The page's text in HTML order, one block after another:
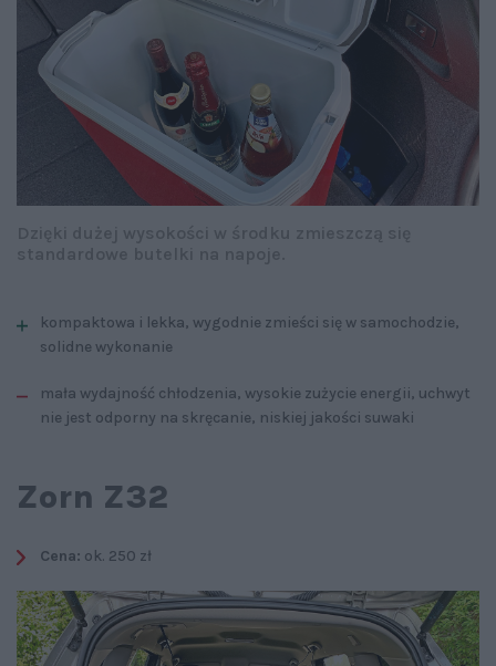
kompaktowa i lekka, wygodnie zmieści się w samochodzie,
solidne wykonanie
mała wydajność chłodzenia, wysokie zużycie energii, uchwyt
nie jest odporny na skręcanie, niskiej jakości suwaki
Zorn Z32
Cena: ok. 250 zł